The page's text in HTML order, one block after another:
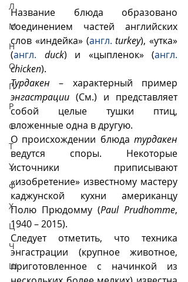
Л
М
Н
О
П
Р
С
Т
У
Ф
Х
Ц
Ч
Ш
Название блюда образовано
соединением частей английских
слов «индейка» (англ. turkey), «утка»
(англ. duck) и «цыпленок» (англ.
chicken).
Турдакен
энгастрации (См.) и представляет
собой целые тушки птиц,
вложенные одна в другую.
О происхождении блюда турдакен
ведутся споры. Некоторые
источники приписывают
«изобретение» известному мастеру
каджунской кухни американцу
Полю Прюдомму (Paul Prudhomme,
1940 – 2015).
Следует отметить, что техника
энгастрации (крупное животное,
приготовленное с начинкой из